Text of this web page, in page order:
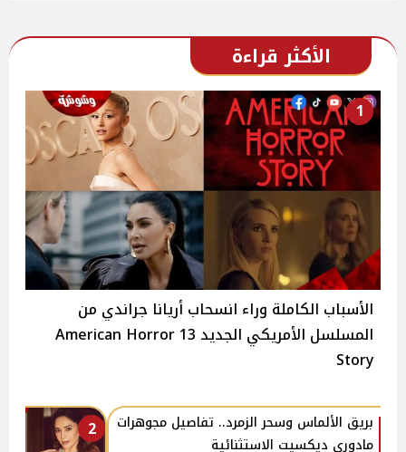
الأكثر قراءة
1
الأسباب الكاملة وراء انسحاب أريانا جراندي من
المسلسل الأمريكي الجديد 13 American Horror
Story
2
بريق الألماس وسحر الزمرد.. تفاصيل مجوهرات
مادوري ديكسيت الاستثنائية